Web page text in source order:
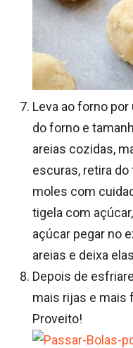
Leva ao forno
do forno e
areias cozidas,
escuras, retira
moles com
tigela com
açúcar pegar no
areias e deixa
Depois de
mais rijas e mais
Proveito!